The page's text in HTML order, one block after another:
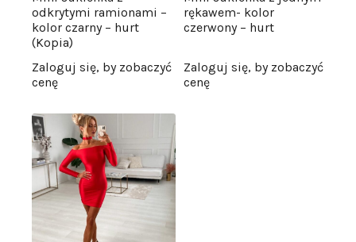
odkrytymi ramionami –
kolor czarny – hurt
(Kopia)
Zaloguj się, by zobaczyć
cenę
rękawem- kolor
czerwony – hurt
Zaloguj się, by zobaczyć
cenę